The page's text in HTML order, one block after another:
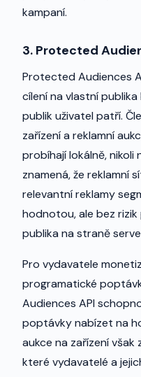
kampaní.
3. Protected
Protected Audiences
cílení na vlastní
publik uživatel patří.
zařízení a reklamní
probíhají lokálně, nikoli
znamená, že reklamní
relevantní reklamy
hodnotou, ale bez
publika na straně
Pro vydavatele
programatické
Audiences API
poptávky nabízet na
aukce na zařízení
které vydavatelé a